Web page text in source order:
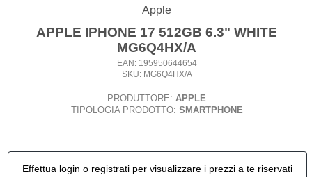
Apple
APPLE IPHONE 17 512GB 6.3" WHITE
MG6Q4HX/A
EAN: 195950644654
SKU: MG6Q4HX/A
PRODUTTORE: APPLE
TIPOLOGIA PRODOTTO: SMARTPHONE
Effettua login o registrati per visualizzare i prezzi a te riservati